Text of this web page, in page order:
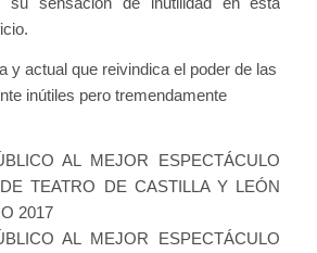
y actual que reivindica el poder de las
inútiles pero tremendamente
AL MEJOR ESPECTÁCULO
TEATRO DE CASTILLA Y LEÓN
2017
AL MEJOR ESPECTÁCULO